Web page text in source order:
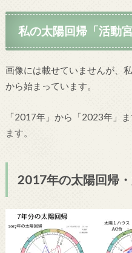
私の太陽回帰「活動
画像には載せていませんが、
から始まっています。
「2017年」から「2023年」
ます。
2017年の太陽回帰